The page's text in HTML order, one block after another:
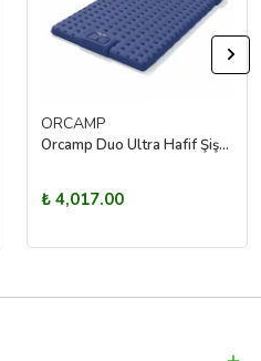
ORCAMP
Orcamp Duo Ultra Hafif Şişme Mat
₺ 4,017.00